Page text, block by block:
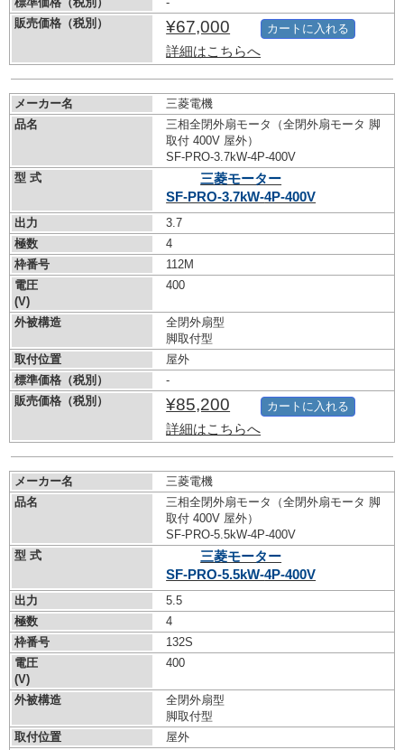
販売価格（税別）
¥67,000
詳細はこちらへ
カートに入れる
メーカー名
三菱電機
品名
三相全閉外扇モータ（全閉外扇モータ 脚
取付 400V 屋外）
SF-PRO-3.7kW-4P-400V
型 式
三菱モーター
SF-PRO-3.7kW-4P-400V
出力
3.7
極数
4
枠番号
112M
電圧
(V)
400
外被構造
全閉外扇型
脚取付型
取付位置
屋外
標準価格（税別）
-
販売価格（税別）
¥85,200
詳細はこちらへ
カートに入れる
メーカー名
三菱電機
品名
三相全閉外扇モータ（全閉外扇モータ 脚
取付 400V 屋外）
SF-PRO-5.5kW-4P-400V
型 式
三菱モーター
SF-PRO-5.5kW-4P-400V
出力
5.5
極数
4
枠番号
132S
電圧
(V)
400
外被構造
全閉外扇型
脚取付型
取付位置
屋外